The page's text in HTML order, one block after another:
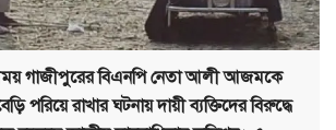
গাজীপুরের বিএনপি নেতা আলী আজমকে
পরিয়ে রাখার ঘটনায় দায়ী ব্যক্তিদের বিরুদ্ধে